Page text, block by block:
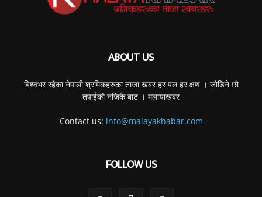
ABOUT US
बिश्वभर रहेका नेपाली श्रमिकहरुका ताजा खबर हर पल हर क्षण । जोडिने छौ
तपाईको नजिकै बाट । मलायाखबर
Contact us: info@malayakhabar.com
FOLLOW US